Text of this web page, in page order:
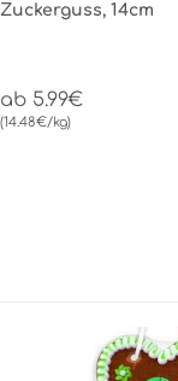
Zuckerguss, 14cm
ab 5.99€
(14.48€/kg)